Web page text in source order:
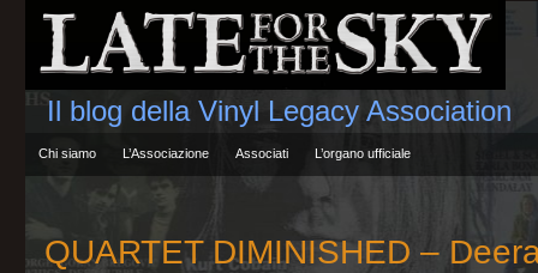
Il blog della Vinyl Legacy Association
Chi siamo L’Associazione Associati L’organo ufficiale
QUARTET DIMINISHED –